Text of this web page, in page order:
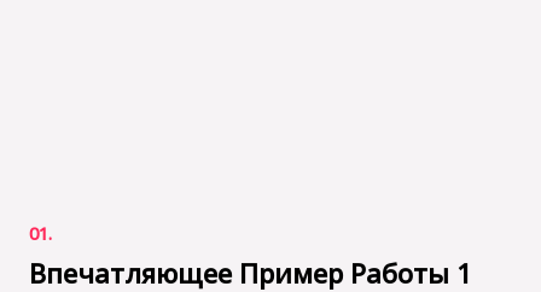
01.
Впечатляющее Пример Работы 1